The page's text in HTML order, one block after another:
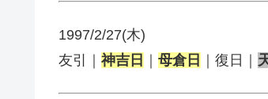
1997/2/27(木)
友引｜ 神吉日 母倉日 ｜復日｜